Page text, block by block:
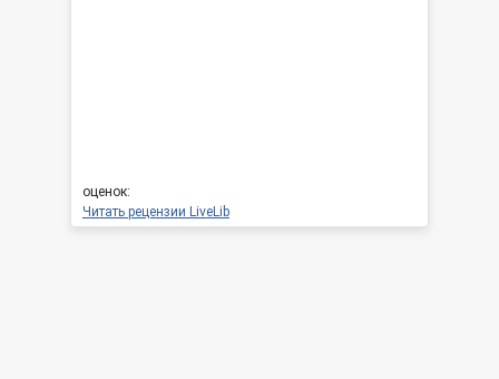
оценок:
Читать рецензии LiveLib